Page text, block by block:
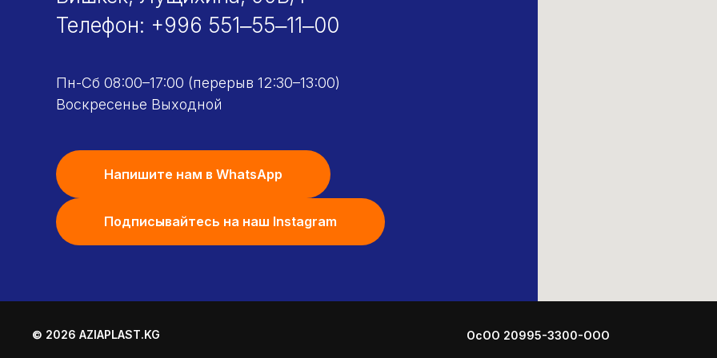
Телефон: +996 551‒55‒11‒00
Пн-Сб 08:00–17:00 (перерыв 12:30–13:00)
Воскресенье Выходной
Напишите нам в WhatsApp
Подписывайтесь на наш Instagram
© 2026 AZIAPLAST.KG ОсОО 20995-3300-ООО